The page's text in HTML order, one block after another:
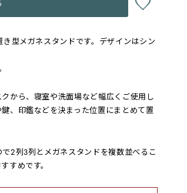
型メガネスタンドです。デザインはシン
から、寝室や洗面場など幅広くご使用し
、印鑑などを決まった位置にまとめて置
2列3列とメガネスタンドを複数並べるこ
すめです。